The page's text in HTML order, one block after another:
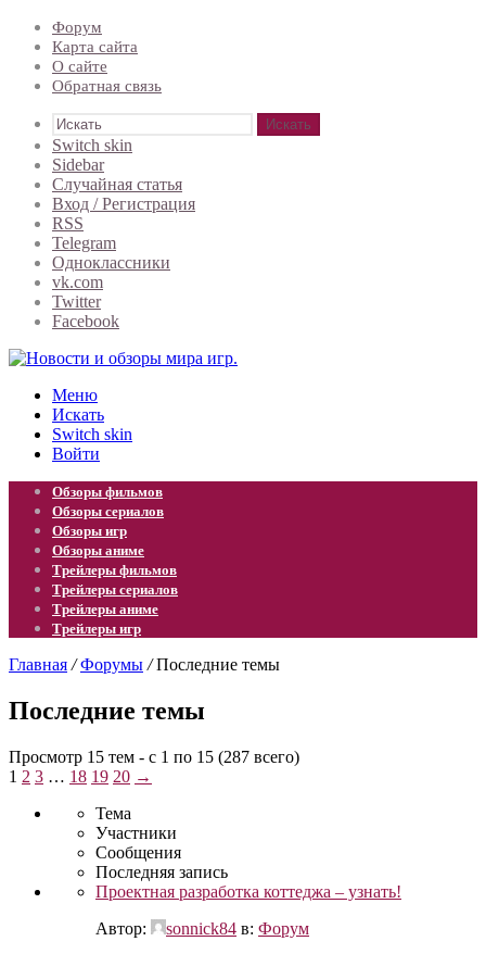
Форум
Карта сайта
О сайте
Обратная связь
Искать
Switch skin
Sidebar
Случайная статья
Вход / Регистрация
RSS
Telegram
Одноклассники
vk.com
Twitter
Facebook
Меню
Искать
Switch skin
Войти
Обзоры фильмов
Обзоры сериалов
Обзоры игр
Обзоры аниме
Трейлеры фильмов
Трейлеры сериалов
Трейлеры аниме
Трейлеры игр
Главная / Форумы / Последние темы
Последние темы
Просмотр 15 тем - с 1 по 15 (287 всего)
1 2 3 … 18 19 20 →
Тема
Участники
Сообщения
Последняя запись
Проектная разработка коттеджа – узнать!
Автор:
sonnick84 в: Форум